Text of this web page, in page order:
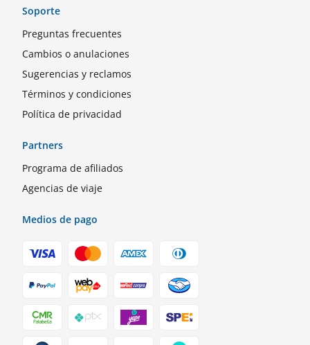
Soporte
Preguntas frecuentes
Cambios o anulaciones
Sugerencias y reclamos
Términos y condiciones
Política de privacidad
Partners
Programa de afiliados
Agencias de viaje
Medios de pago